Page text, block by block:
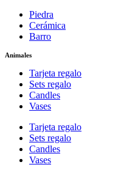
Piedra
Cerámica
Barro
Animales
Tarjeta regalo
Sets regalo
Candles
Vases
Tarjeta regalo
Sets regalo
Candles
Vases